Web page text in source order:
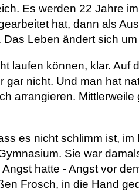
Es werden 22 Jahre
hat, dann als
Leben ändert sich
laufen können, klar. Auf
nicht. Und man hat
arrangieren.
es nicht schlimm ist,
Sie war
hatte - Angst vor
Frosch, in die Hand